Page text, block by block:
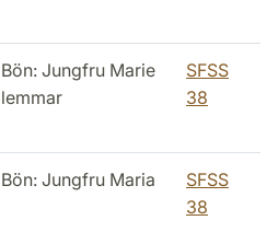
Bön: Jungfru Marie
lemmar
SFSS
38
Bön: Jungfru Maria
SFSS
38